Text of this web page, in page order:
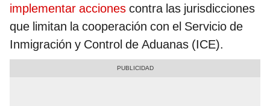
implementar acciones contra las jurisdicciones
que limitan la cooperación con el Servicio de
Inmigración y Control de Aduanas (ICE).